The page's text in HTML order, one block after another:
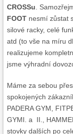
CROSSu .
FOOT nesmí zůstat
silové racky, celé
atd (to vše na míru
realizujeme
jsme výhradní
Máme za sebou
spokojených
PADERA GYM,
GYMI. a II.,
stovky dalších po